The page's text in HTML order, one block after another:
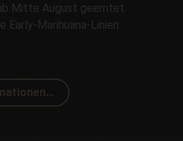
Mitte August geerntet
Early-Marihuana-Linien